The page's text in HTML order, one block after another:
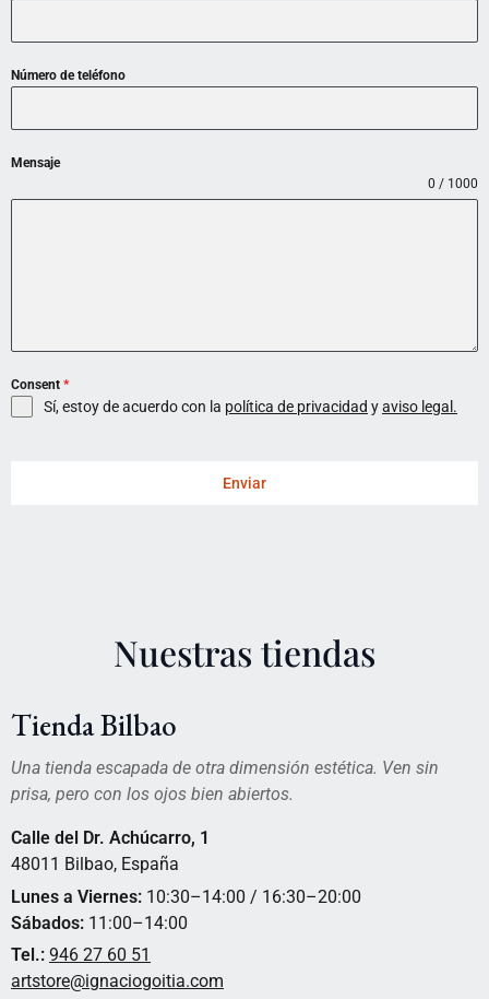
Número de teléfono
Mensaje
0 / 1000
Consent *
Sí, estoy de acuerdo con la política de privacidad yaviso legal.
Enviar
Nuestras tiendas
Tienda Bilbao
Una tienda escapada de otra dimensión estética. Ven sin
prisa, pero con los ojos bien abiertos.
Calle del Dr. Achúcarro, 1
48011 Bilbao, España
Lunes a Viernes: 10:30–14:00 / 16:30–20:00
Sábados: 11:00–14:00
Tel.: 946 27 60 51
artstore@ignaciogoitia.com